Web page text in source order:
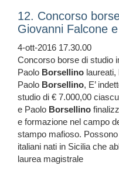
12. Concorso
Giovanni Falcone
4-ott-2016 17.30.00
Concorso borse di studio
Paolo Borsellino
Paolo Borsellino, E’
studio di € 7.000,00
e Paolo Borsellino
e formazione nel campo
stampo mafioso.
italiani nati in Sicilia che
laurea magistrale